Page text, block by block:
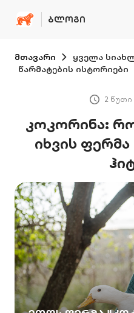
ᲑᲚᲝᲒᲘ
მთავარი ყველა
წარმატების ისტორიები
2 წუთი
კოკორინა:
იხვის ფერმა